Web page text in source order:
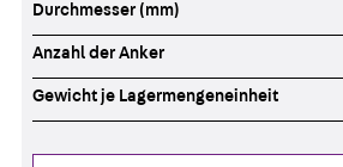
Durchmesser (mm)
Anzahl der Anker
Gewicht je Lagermengeneinheit